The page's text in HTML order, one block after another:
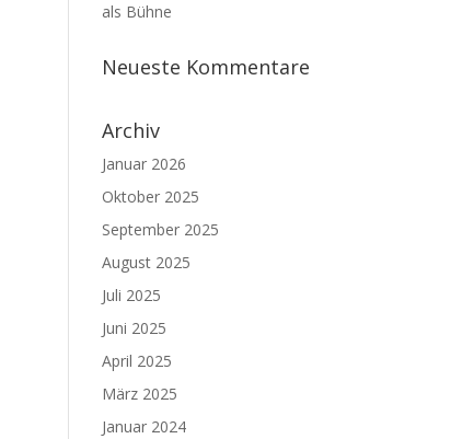
als Bühne
Neueste Kommentare
Archiv
Januar 2026
Oktober 2025
September 2025
August 2025
Juli 2025
Juni 2025
April 2025
März 2025
Januar 2024